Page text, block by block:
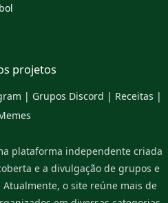
projetos
| Grupos Discord | Receitas |
plataforma independente criada
e a divulgação de grupos e
o site reúne mais de